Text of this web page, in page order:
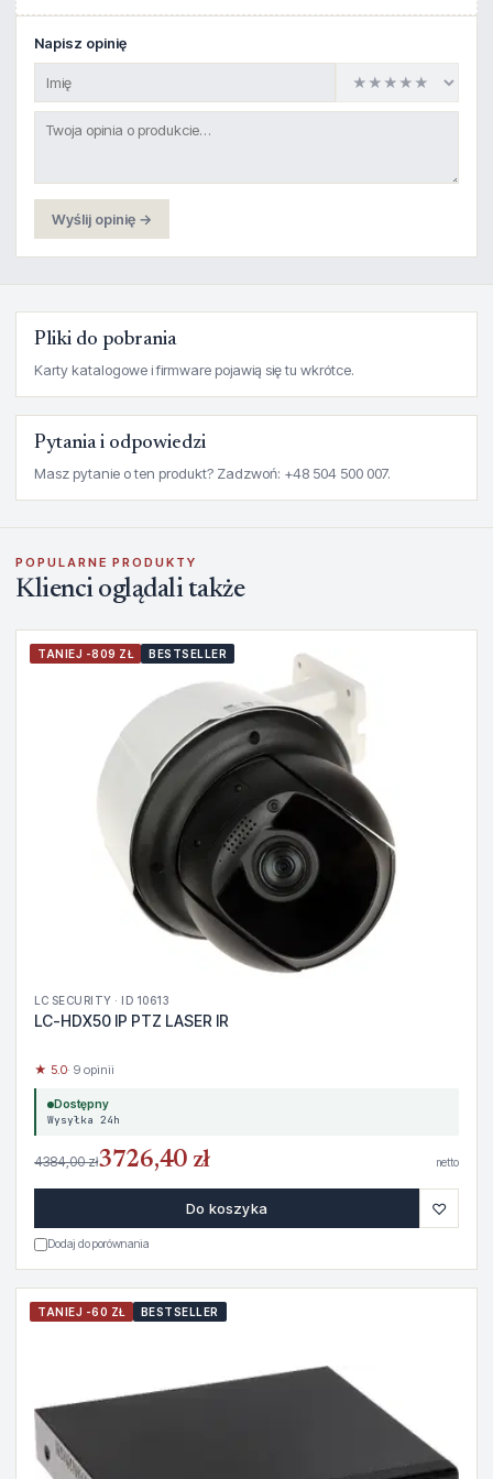
Napisz opinię
Wyślij opinię →
Pliki do pobrania
Karty katalogowe i firmware pojawią się tu wkrótce.
Pytania i odpowiedzi
Masz pytanie o ten produkt? Zadzwoń: +48 504 500 007.
POPULARNE PRODUKTY
Klienci oglądali także
TANIEJ -809 ZŁ BESTSELLER
LC SECURITY · ID 10613
LC-HDX50 IP PTZ LASER IR
★ 5.0· 9 opinii
Dostępny
Wysyłka 24h
4384,00 zł3726,40 zł netto
Do koszyka ♡
Dodaj do porównania
TANIEJ -60 ZŁ BESTSELLER